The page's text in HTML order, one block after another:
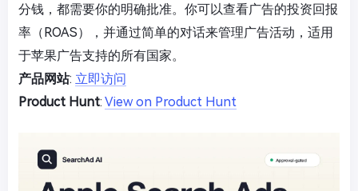
分钱，都需要你的明确批准。你可以查看广告的投资回报
率（ROAS），并通过简单的对话来管理广告活动，适用
于苹果广告支持的所有国家。
产品网站: 立即访问
Product Hunt: View on Product Hunt